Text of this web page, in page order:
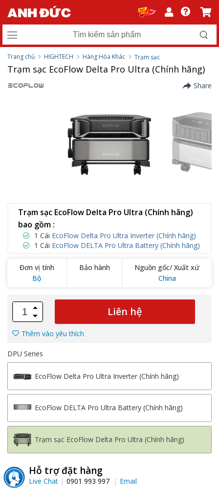
Trang chủ HIGHTECH Hàng Hóa Khác Trạm sạc
Trạm sạc EcoFlow Delta Pro Ultra (Chính hãng)
Share
Trạm sạc EcoFlow Delta Pro Ultra (Chính hãng)
bao gồm :
1 Cái EcoFlow Delta Pro Ultra Inverter (Chính hãng)
1 Cái EcoFlow DELTA Pro Ultra Battery (Chính hãng)
Đơn vị tính
Bộ
Bảo hành
Nguồn gốc/ Xuất xứ
China
Liên hệ
Thêm vào yêu thích
DPU Series
EcoFlow Delta Pro Ultra Inverter (Chính hãng)
EcoFlow DELTA Pro Ultra Battery (Chính hãng)
Trạm sạc EcoFlow Delta Pro Ultra (Chính hãng)
Hỗ trợ đặt hàng
Live Chat 0901 993 997 Email